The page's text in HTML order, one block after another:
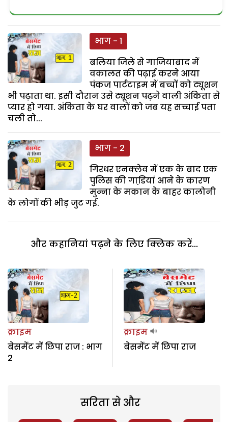
भाग - 1
बलिया जिले से गाजियाबाद में
वकालत की पढ़ाई करने आया
पंकज पार्टटाइम में बच्चों को ट्यूशन
भी पढ़ाता था. इसी दौरान उसे ट्यूशन पढ़ने वाली अंकिता से
प्यार हो गया. अंकिता के घर वालों को जब यह सच्चाई पता
चली तो...
भाग - 2
गिरधर एनक्लेव में एक के बाद एक
पुलिस की गाडि़यां आने के कारण
मुन्ना के मकान के बाहर कालोनी
के लोगों की भीड़ जुट गई.
और कहानियां पढ़ने के लिए क्लिक करें...
क्राइम
बेसमेंट में छिपा राज : भाग
2
क्राइम
बेसमेंट में छिपा राज
सरिता से और